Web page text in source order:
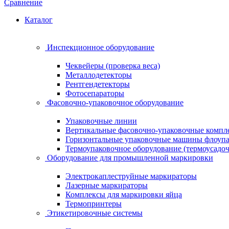
Сравнение
Каталог
Инспекционное оборудование
Чеквейеры (проверка веса)
Металлодетекторы
Рентгендетекторы
Фотосепараторы
Фасовочно-упаковочное оборудование
Упаковочные линии
Вертикальные фасовочно-упаковочные
Горизонтальные упаковочные машины
Термоупаковочное оборудование
Оборудование для промышленной маркировки
Электрокаплеструйные маркираторы
Лазерные маркираторы
Комплексы для маркировки яйца
Термопринтеры
Этикетировочные системы